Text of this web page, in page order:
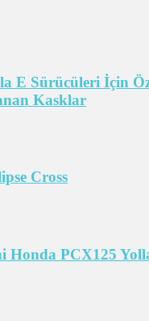
E Sürücüleri İçin
Kasklar
Cross
Honda PCX125